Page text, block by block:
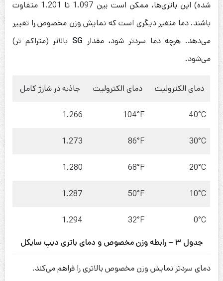
شده) این باتری‌ها، ممکن است بین 1.097 تا 1.201 متفاوت
باشند. دما متغیر دیگری است که نمایش وزن مخصوص را تغییر
می‌دهد. هرچه دما سردتر شود، مقدار SG بالاتر (متراکم تر)
می‌شود.
دمای الکترولیت دمای الکترولیت جاذبه در شارژ کامل
40°C
104°F
1.266
30°C
86°F
1.273
20°C
68°F
1.280
10°C
50°F
1.287
0°C
32°F
1.294
جدول ۳ – رابطه وزن مخصوص و دمای باتری دیپ سایکل
دمای سردتر نمایش وزن مخصوص بالاتری را فراهم می‌کند.